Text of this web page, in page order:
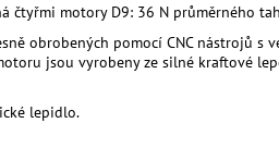
čtyřmi motory D9: 36 N průměrného
obrobených pomocí CNC nástrojů s
jsou vyrobeny ze silné kraftové
lepidlo.